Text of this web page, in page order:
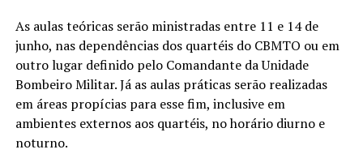
As aulas teóricas serão ministradas entre 11 e 14 de
junho, nas dependências dos quartéis do CBMTO ou em
outro lugar definido pelo Comandante da Unidade
Bombeiro Militar. Já as aulas práticas serão realizadas
em áreas propícias para esse fim, inclusive em
ambientes externos aos quartéis, no horário diurno e
noturno.